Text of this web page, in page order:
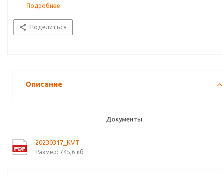
Подробнее
Поделиться
Описание
Документы
20230317_KVT
Размер: 745,6 кб